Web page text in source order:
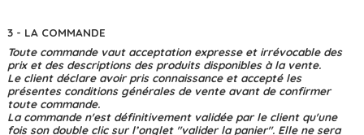
3 - LA COMMANDE
Toute commande vaut acceptation expresse et irrévocable des
prix et des descriptions des produits disponibles à la vente.
Le client déclare avoir pris connaissance et accepté les
présentes conditions générales de vente avant de confirmer
toute commande.
La commande n'est définitivement validée par le client qu'une
fois son double clic sur l’onglet "valider la panier". Elle ne sera